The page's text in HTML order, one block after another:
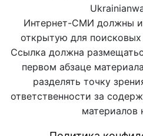
Интернет-СМИ должны
открытую для поисковых
Ссылка должна
первом абзаце
разделять точку
ответственности за
материалов